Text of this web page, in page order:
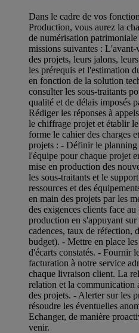
Dans le cadre de vos
Production, vous aurez la
de numérisation
missions suivantes :
des projets, leurs jalons,
les prérequis et l'estimation
en fonction de la solution
consulter les sous-traitants
qualité et de délais imposés
Rédiger les réponses à
le chiffrage projet et établir
forme le cahier des charges
projets : - Définir le planning
l'équipe pour chaque projet
mise en production des
les sous-traitants et le
ressources et des
en main des projets par les
des exigences clients face
production en s'appuyant
cadences, taux de réfection,
budget). - Mettre en place
d'écarts constatés. - Fournir
facturation à notre service
chaque livraison client. La
relation et la communication
des projets. - Alerter sur les
résoudre les éventuelles
Echanger, de manière
venir.